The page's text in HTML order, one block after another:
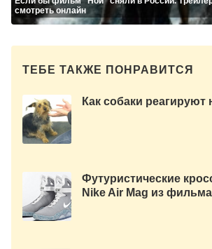
смотреть онлайн
ТЕБЕ ТАКЖЕ ПОНРАВИТСЯ
Как собаки реагируют
Футуристические
Nike Air Mag из